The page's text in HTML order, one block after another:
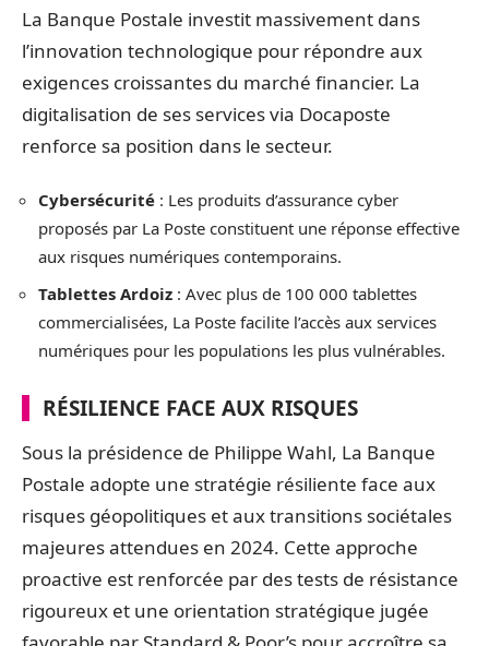
La Banque Postale investit massivement dans
l’innovation technologique pour répondre aux
exigences croissantes du marché financier. La
digitalisation de ses services via Docaposte
renforce sa position dans le secteur.
Cybersécurité : Les produits d’assurance cyber
proposés par La Poste constituent une réponse effective
aux risques numériques contemporains.
Tablettes Ardoiz : Avec plus de 100 000 tablettes
commercialisées, La Poste facilite l’accès aux services
numériques pour les populations les plus vulnérables.
RÉSILIENCE FACE AUX RISQUES
Sous la présidence de Philippe Wahl, La Banque
Postale adopte une stratégie résiliente face aux
risques géopolitiques et aux transitions sociétales
majeures attendues en 2024. Cette approche
proactive est renforcée par des tests de résistance
rigoureux et une orientation stratégique jugée